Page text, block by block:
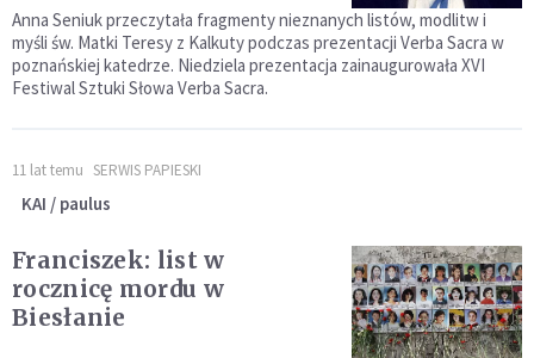
Anna Seniuk przeczytała fragmenty nieznanych listów, modlitw i
myśli św. Matki Teresy z Kalkuty podczas prezentacji Verba Sacra w
poznańskiej katedrze. Niedziela prezentacja zainaugurowała XVI
Festiwal Sztuki Słowa Verba Sacra.
11 lat temu SERWIS PAPIESKI
KAI / paulus
Franciszek: list w
rocznicę mordu w
Biesłanie